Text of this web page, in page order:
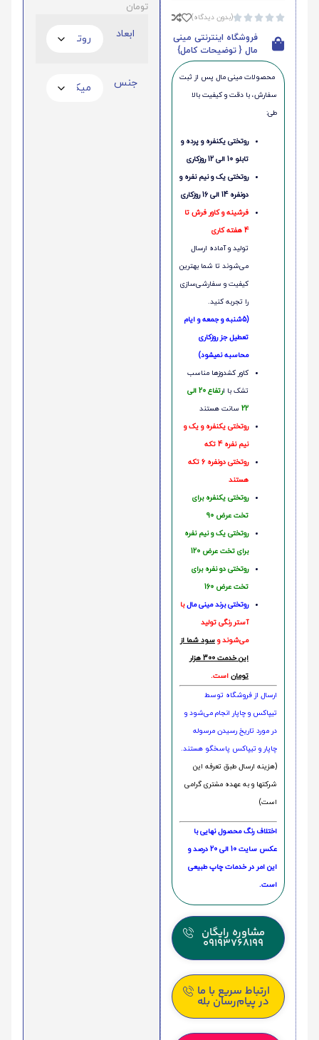




(بدون دیدگاه)
فروشگاه اینترنتی مینی
مال { توضیحات کامل}
محصولات مینی‌ مال پس از ثبت
سفارش، با دقت و کیفیت بالا
طی:
روتختی یکنفره و پرده و
تابلو 10 الی 12 روزکاری
روتختی یک و نیم نفره و
دونفره 14 الی 16 روزکاری
فرشینه و کاور فرش تا
4 هفته کاری
تولید و آماده ارسال
می‌شوند تا شما بهترین
کیفیت و سفارشی‌سازی
را تجربه کنید.
(5شنبه و جمعه و ایام
تعطیل جز روزکاری
محاسبه نمیشود)
کاور کشدوزها مناسب
تشک با ا
رتفاع 20 الی
22 سانت هستند
روتختی یکنفره و یک و
نیم نفره 4 تکه
روتختی دونفره 6 تکه
هستند
روتختی یکنفره برای
تخت عرض 90
روتختی یک و نیم نفره
برای تخت عرض 120
روتختی دو نفره برای
تخت عرض 160
روتختی‌ برند مینی مالبا
آستر رنگی تولید
می‌شوند و سود شما از
این خدمت 300 هزار
تومان است.
ارسال از فروشگاه توسط
تیپاکس و چاپار انجام می‌شود و
در مورد تاریخ رسیدن مرسوله
چاپار و تیپاکس پاسخگو هستند.
(هزینه ارسال طبق تعرفه این
شرکتها و به عهده مشتری گرامی
است)
اختلاف رنگ محصول نهایی با
عکس سایت 10 الی 20 درصد و
این امر در خدمات چاپ طبیعی
است.
مشاوره رایگان
09193768199
ارتباط سریع با ما
در پیام‌رسان بله
تومان
ابعاد
جنس